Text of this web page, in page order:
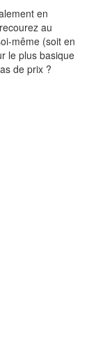
en
au
même (soit en
le plus basique
de prix ?